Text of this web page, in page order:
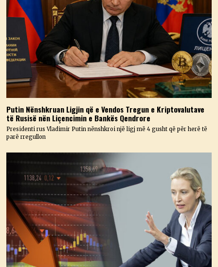
Putin Nënshkruan Ligjin që e Vendos Tregun e Kriptovalutave
të Rusisë nën Liçencimin e Bankës Qendrore
Presidenti rus Vladimir Putin nënshkroi një ligj më 4 gusht që për herë të
parë rregullon